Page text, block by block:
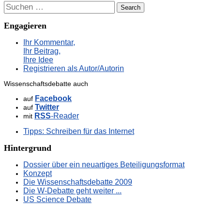
Suchen
Engagieren
Ihr Kommentar,
Ihr Beitrag,
Ihre Idee
Registrieren als Autor/Autorin
Wissenschaftsdebatte auch
auf Facebook
auf Twitter
mit RSS-Reader
Tipps: Schreiben für das Internet
Hintergrund
Dossier über ein neuartiges Beteiligungsformat
Konzept
Die Wissenschaftsdebatte 2009
Die W-Debatte geht weiter ...
US Science Debate